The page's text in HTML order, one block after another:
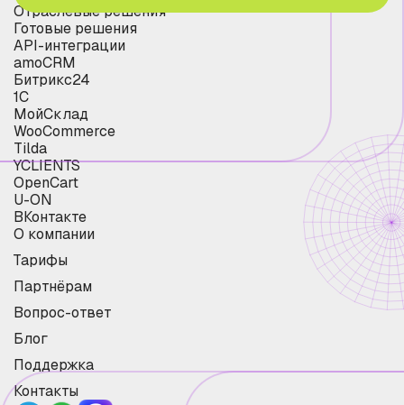
Отраслевые решения
Готовые решения
API-интеграции
amoCRM
Битрикс24
1С
МойСклад
WooCommerce
Tilda
YCLIENTS
OpenCart
U-ON
ВКонтакте
О компании
Тарифы
Партнёрам
Вопрос-ответ
Блог
Поддержка
Контакты